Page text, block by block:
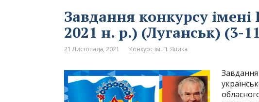
Завдання конкурсу
2021 н. р.) (Луганськ) (3-
21 Листопада, 2021 Конкурс ім. П. Яцика